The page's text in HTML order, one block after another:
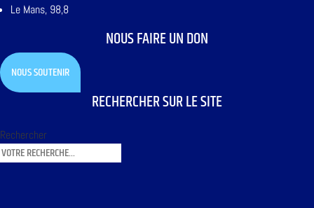
Le Mans, 98,8
NOUS FAIRE UN DON
NOUS SOUTENIR
RECHERCHER SUR LE SITE
Rechercher